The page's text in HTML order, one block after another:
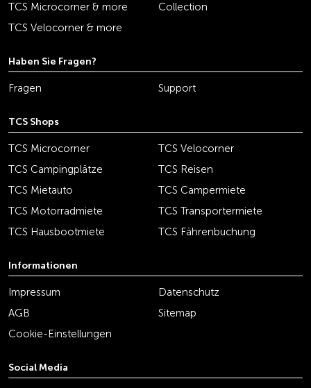
TCS Microcorner & more
Collection
TCS Velocorner & more
Haben Sie Fragen?
Fragen Support
TCS Shops
TCS Microcorner
TCS Velocorner
TCS Campingplätze
TCS Reisen
TCS Mietauto
TCS Campermiete
TCS Motorradmiete
TCS Transportermiete
TCS Hausbootmiete
TCS Fährenbuchung
Informationen
Impressum
Datenschutz
AGB
Sitemap
Cookie-Einstellungen
Social Media